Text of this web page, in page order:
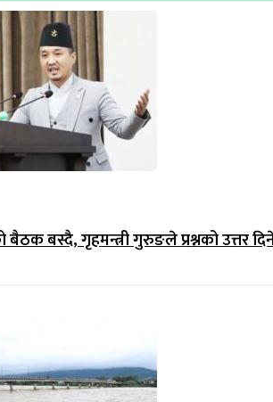
बैठक बस्दै, गृहमन्त्री गुरुङले प्रश्नको उत्तर